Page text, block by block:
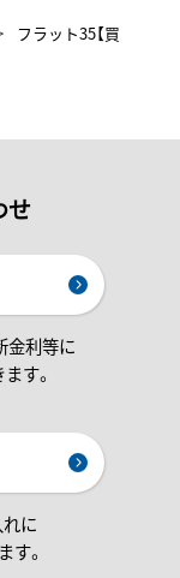
フラット35【買
せ
金利等に
す。
に
す。